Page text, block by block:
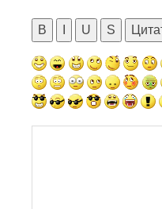
B U S